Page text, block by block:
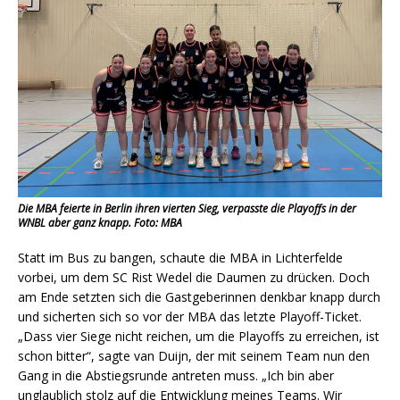
Die MBA feierte in Berlin ihren vierten Sieg, verpasste die Playoffs in der
WNBL aber ganz knapp. Foto: MBA
Statt im Bus zu bangen, schaute die MBA in Lichterfelde
vorbei, um dem SC Rist Wedel die Daumen zu drücken. Doch
am Ende setzten sich die Gastgeberinnen denkbar knapp durch
und sicherten sich so vor der MBA das letzte Playoff-Ticket.
„Dass vier Siege nicht reichen, um die Playoffs zu erreichen, ist
schon bitter“, sagte van Duijn, der mit seinem Team nun den
Gang in die Abstiegsrunde antreten muss. „Ich bin aber
unglaublich stolz auf die Entwicklung meines Teams. Wir